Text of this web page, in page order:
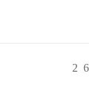
2